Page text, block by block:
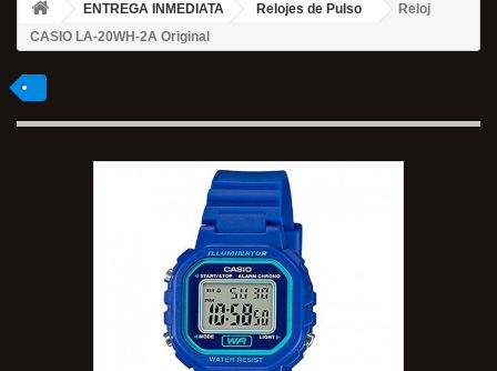
ENTREGA INMEDIATA Relojes de Pulso
Reloj
CASIO LA-20WH-2A Original